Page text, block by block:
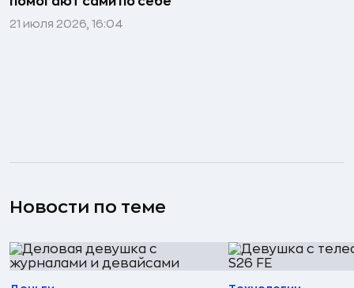
21 июля 2026, 16:04
Новости по теме